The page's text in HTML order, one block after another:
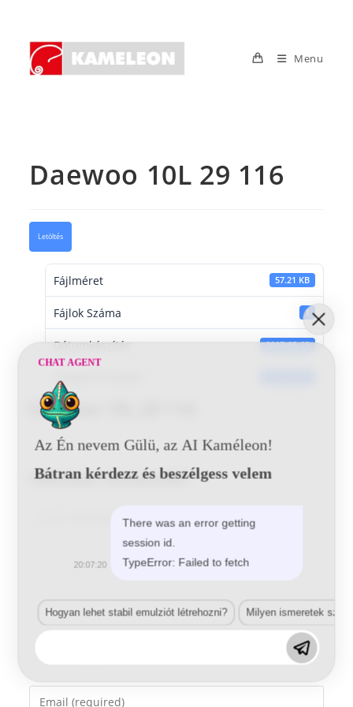
content
Menu
Daewoo 10L 29 116
Letöltés
Fájlméret 57.21 KB
Fájlok Száma 1
Dátumkészítés 2017-05-25
Utoljára frissített
Daewoo 10L 29 116
Vélemény, hozzászólás?
your
name
Enter
CHAT AGENT
Az Én nevem Gülü, az AI Kaméleon!
Bátran kérdezz és beszélgess velem
There was an error getting
session id.
TypeError: Failed to fetch
20:07:20
Hogyan lehet stabil emulziót létrehozni? Milyen ismeretek